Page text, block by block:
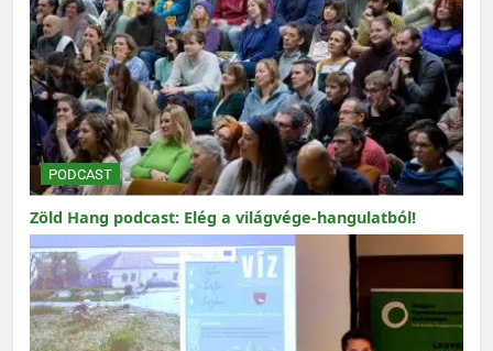
PODCAST
Zöld Hang podcast: Elég a világvége-hangulatból!